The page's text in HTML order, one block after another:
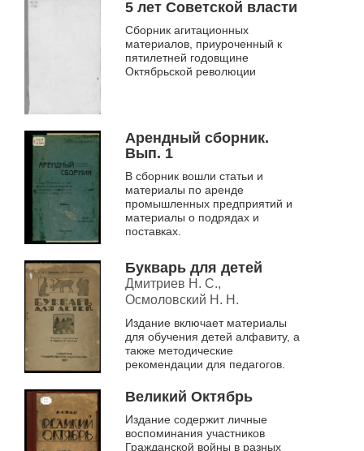
5 лет Советской власти
Сборник агитационных
материалов, приуроченный к
пятилетней годовщине
Октябрьской революции
Арендный сборник.
Вып. 1
В сборник вошли статьи и
материалы по аренде
промышленных предприятий и
материалы о подрядах и
поставках.
Букварь для детей
Дмитриев Н. С.,
Осмоловский Н. Н.
Издание включает материалы
для обучения детей алфавиту, а
также методические
рекомендации для педагогов.
Великий Октябрь
Издание содержит личные
воспоминания участников
Гражданской войны в разных